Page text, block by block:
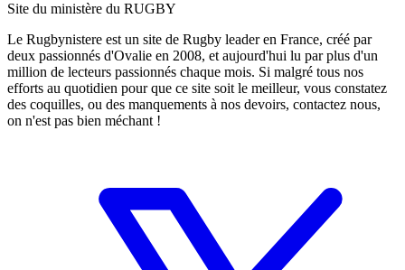
Site du ministère du RUGBY
Le Rugbynistere est un site de Rugby leader en France, créé par
deux passionnés d'Ovalie en 2008, et aujourd'hui lu par plus d'un
million de lecteurs passionnés chaque mois. Si malgré tous nos
efforts au quotidien pour que ce site soit le meilleur, vous constatez
des coquilles, ou des manquements à nos devoirs, contactez nous,
on n'est pas bien méchant !